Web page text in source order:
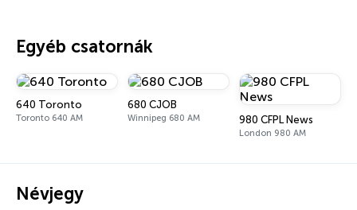
Egyéb csatornák
640 Toronto
Toronto 640 AM
680 CJOB
Winnipeg 680 AM 980 CFPL News
London 980 AM
Névjegy